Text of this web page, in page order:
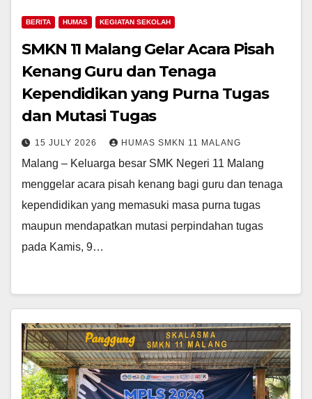
BERITA HUMAS KEGIATAN SEKOLAH
SMKN 11 Malang Gelar Acara Pisah
Kenang Guru dan Tenaga
Kependidikan yang Purna Tugas
dan Mutasi Tugas
15 JULY 2026 HUMAS SMKN 11 MALANG
Malang – Keluarga besar SMK Negeri 11 Malang
menggelar acara pisah kenang bagi guru dan tenaga
kependidikan yang memasuki masa purna tugas
maupun mendapatkan mutasi perpindahan tugas
pada Kamis, 9…